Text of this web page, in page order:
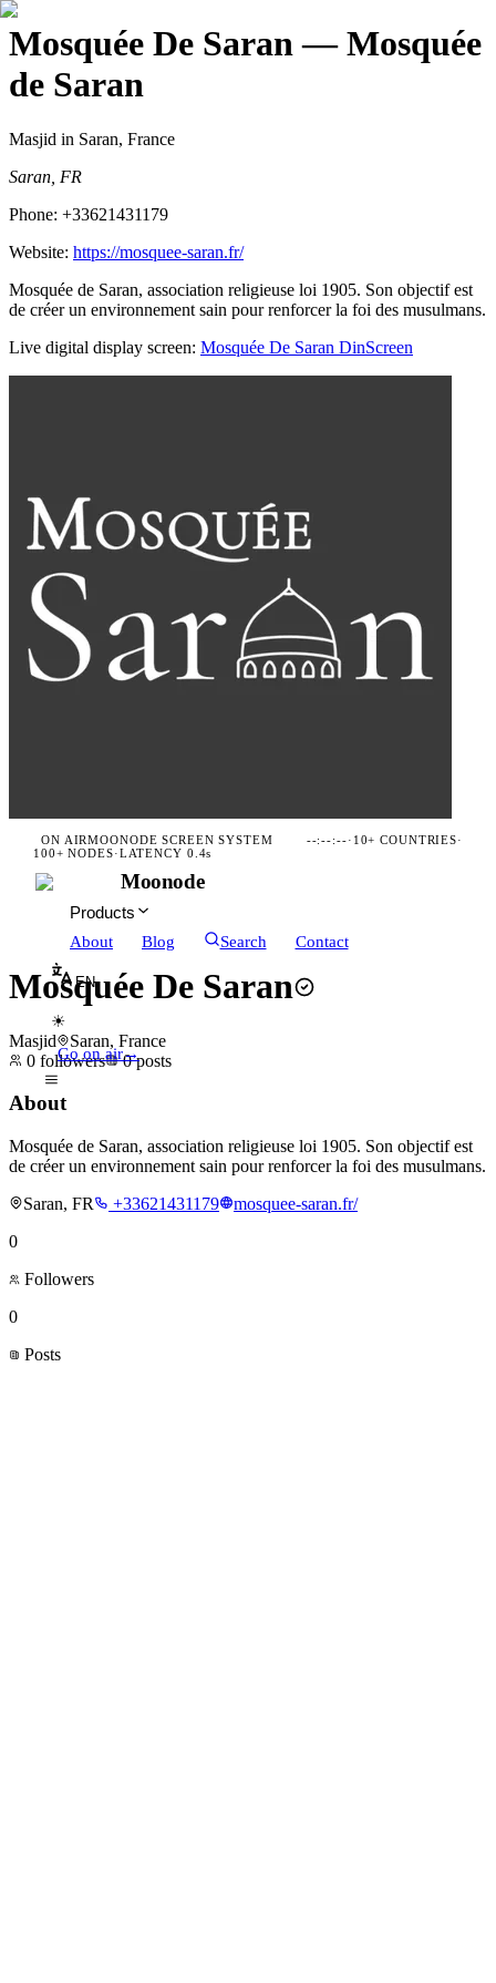
Mosquée De Saran— Mosquée
de Saran
Masjid in Saran, France
Saran, FR
Phone: +33621431179
Website: https://mosquee-saran.fr/
Mosquée de Saran, association religieuse loi 1905. Son objectif est
de créer un environnement sain pour renforcer la foi des musulmans.
Live digital display screen: Mosquée De Saran DinScreen
ON AIRMOONODE SCREEN SYSTEM --:--:--· 10+ COUNTRIES·
100+ NODES·LATENCY 0.4s
Moonode
Products
About
Blog Search Contact
EN
☀
Go on air→
Mosquée De Saran
Masjid
Saran, France
0 followers 0 posts
About
Mosquée de Saran, association religieuse loi 1905. Son objectif est
de créer un environnement sain pour renforcer la foi des musulmans.
Saran, FR
+33621431179
mosquee-saran.fr/
0
Followers
0
Posts